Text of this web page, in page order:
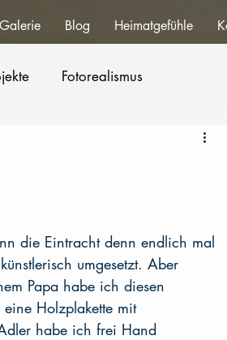
Galerie Blog Heimatgefühle
Fotorealismus
die Eintracht denn endlich mal
umgesetzt. Aber
Papa habe ich diesen
eine Holzplakette mit
habe ich frei Hand